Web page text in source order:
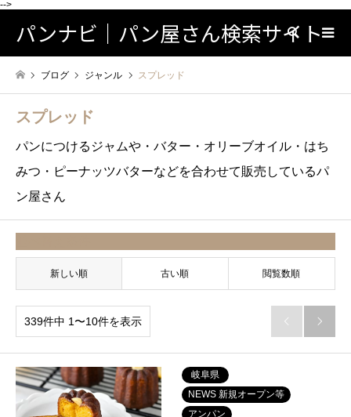
-->
パンナビ｜パン屋さん検索サイト検索
ブログ ジャンル スプレッド
スプレッド
パンにつけるジャムや・バター・オリーブオイル・はち
みつ・ピーナッツバターなどを合わせて販売しているパ
ン屋さん
新しい順 古い順 閲覧数順
339件中 1〜10件を表示  
岐阜県
NEWS 新規オープン等
アンパン